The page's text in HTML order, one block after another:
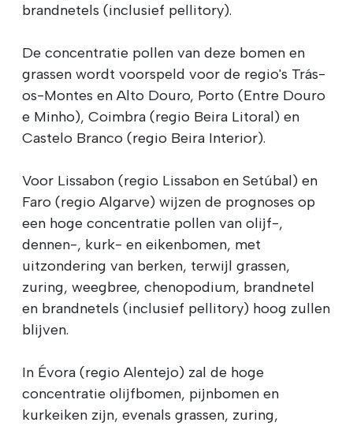
brandnetels (inclusief pellitory).
De concentratie pollen van deze bomen en
grassen wordt voorspeld voor de regio's Trás-
os-Montes en Alto Douro, Porto (Entre Douro
e Minho), Coimbra (regio Beira Litoral) en
Castelo Branco (regio Beira Interior).
Voor Lissabon (regio Lissabon en Setúbal) en
Faro (regio Algarve) wijzen de prognoses op
een hoge concentratie pollen van olijf-,
dennen-, kurk- en eikenbomen, met
uitzondering van berken, terwijl grassen,
zuring, weegbree, chenopodium, brandnetel
en brandnetels (inclusief pellitory) hoog zullen
blijven.
In Évora (regio Alentejo) zal de hoge
concentratie olijfbomen, pijnbomen en
kurkeiken zijn, evenals grassen, zuring,